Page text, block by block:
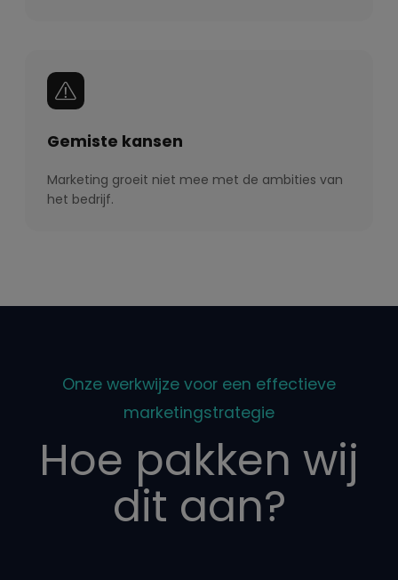
Gemiste kansen
Marketing groeit niet mee met de ambities van
het bedrijf.
Onze werkwijze voor een effectieve
marketingstrategie
Hoe pakken wij
dit aan?